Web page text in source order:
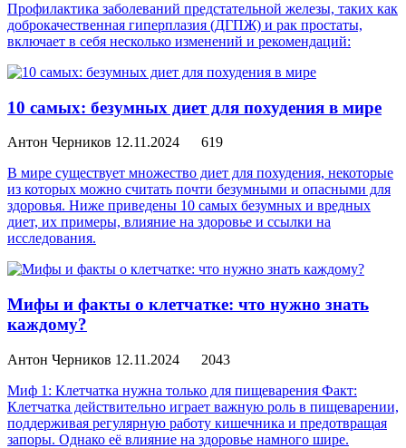
Профилактика заболеваний предстательной железы, таких как
доброкачественная гиперплазия (ДГПЖ) и рак простаты,
включает в себя несколько изменений и рекомендаций:
10 самых: безумных диет для похудения в мире
Антон Черников 12.11.2024
619
В мире существует множество диет для похудения, некоторые
из которых можно считать почти безумными и опасными для
здоровья. Ниже приведены 10 самых безумных и вредных
диет, их примеры, влияние на здоровье и ссылки на
исследования.
Мифы и факты о клетчатке: что нужно знать
каждому?
Антон Черников 12.11.2024
2043
Миф 1: Клетчатка нужна только для пищеварения Факт:
Клетчатка действительно играет важную роль в пищеварении,
поддерживая регулярную работу кишечника и предотвращая
запоры. Однако её влияние на здоровье намного шире.